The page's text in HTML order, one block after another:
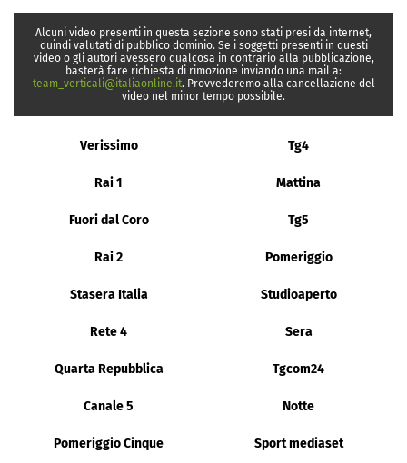
Alcuni video presenti in questa sezione sono stati presi da internet,
quindi valutati di pubblico dominio. Se i soggetti presenti in questi
video o gli autori avessero qualcosa in contrario alla pubblicazione,
basterà fare richiesta di rimozione inviando una mail a:
team_verticali@italiaonline.it. Provvederemo alla cancellazione del
video nel minor tempo possibile.
Verissimo Tg4
Rai 1 Mattina
Fuori dal Coro Tg5
Rai 2 Pomeriggio
Stasera Italia Studioaperto
Rete 4 Sera
Quarta Repubblica Tgcom24
Canale 5 Notte
Pomeriggio Cinque Sport mediaset